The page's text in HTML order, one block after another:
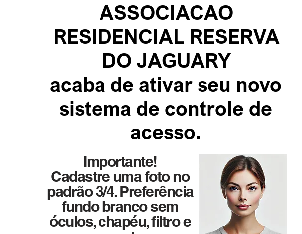
ASSOCIACAO
RESIDENCIAL RESERVA
DO JAGUARY
acaba de ativar seu novo
sistema de controle de
acesso.
Importante!
Cadastre uma foto no
padrão 3/4. Preferência
fundo branco sem
óculos, chapéu, filtro e